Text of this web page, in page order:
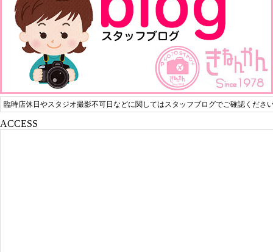
臨時店休日やスタジオ撮影不可日などに関してはスタッフブログでご確認くださ
ACCESS